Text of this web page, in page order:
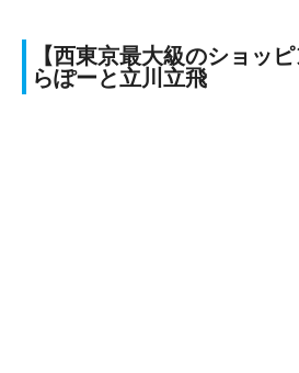
【西東京最大級のショッ
らぽーと立川立飛